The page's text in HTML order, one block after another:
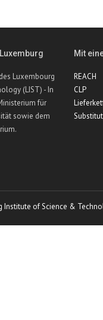
Luxembourg
(LIST) - In
für
sowie dem
Mit
REACH
CLP
of Science &